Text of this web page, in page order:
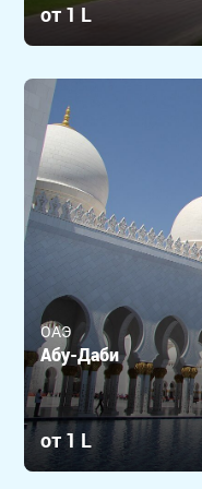
от 1 L
ОАЭ
Абу-Даби
от 1 L